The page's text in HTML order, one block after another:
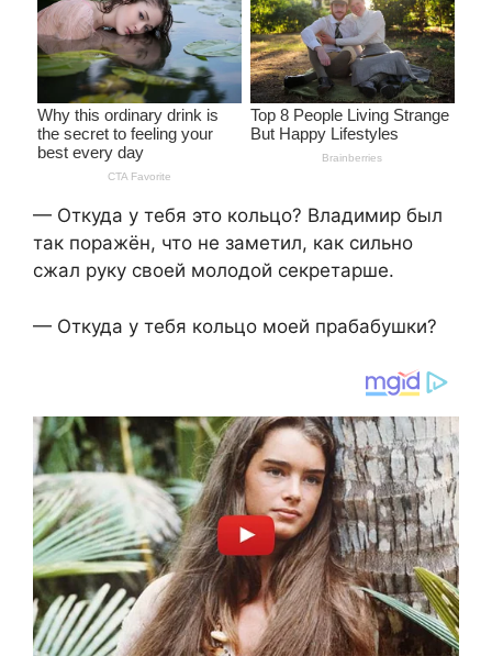
— Откуда у тебя это кольцо? Владимир был
так поражён, что не заметил, как сильно
сжал руку своей молодой секретарше.
— Откуда у тебя кольцо моей прабабушки?